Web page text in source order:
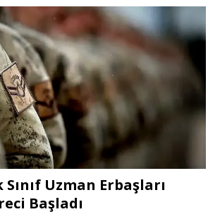
Uzman Erbaşları
Başladı